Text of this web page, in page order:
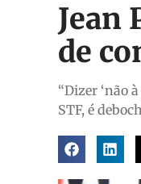
Jean
de
“Dizer ‘não
STF, é